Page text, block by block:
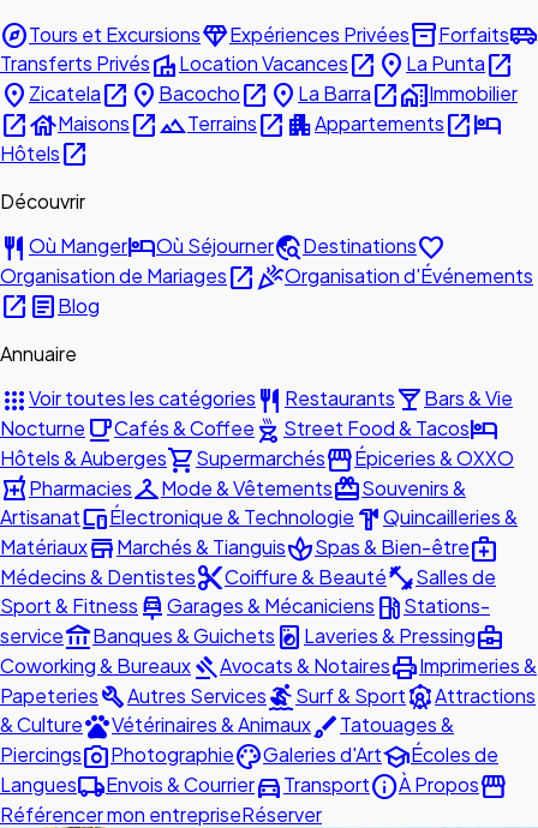
exploreTours et ExcursionsdiamondExpériences Privéesinventory_2Forfaitsairport_shuttle
Transferts PrivésvillaLocation Vacancesopen_in_new place La Puntaopen_in_new
place Zicatelaopen_in_new place Bacochoopen_in_new place La Barraopen_in_newhome_workImmobilier
open_in_newhouseMaisonsopen_in_newlandscapeTerrainsopen_in_new apartmentAppartementsopen_in_newhotel
Hôtelsopen_in_new
Découvrir
restaurant Où MangerhotelOù Séjournertravel_exploreDestinationsfavorite
Organisation de Mariagesopen_in_newcelebrationOrganisation d'Événements
open_in_new articleBlog
Annuaire
appsVoir toutes les catégories restaurant Restaurantslocal_barBars & Vie
Nocturne local_cafeCafés & Coffee outdoor_grill Street Food & Tacoshotel
Hôtels & Aubergesshopping_cartSupermarchésstorefrontÉpiceries & OXXO
local_pharmacyPharmaciescheckroomMode & VêtementsredeemSouvenirs &
ArtisanatdevicesÉlectronique & Technologie hardwareQuincailleries &
MatériauxstoreMarchés & TianguisspaSpas & Bien-êtremedical_services
Médecins & Dentistescontent_cutCoiffure & Beautéfitness_centerSalles de
Sport & Fitness car_repairGarages & Mécaniciens local_gas_stationStations-
serviceaccount_balanceBanques & Guichets local_laundry_service Laveries & Pressingbusiness_center
Coworking & BureauxgavelAvocats & NotairesprintImprimeries &
PapeteriesbuildAutres ServicessurfingSurf & SportattractionsAttractions
& CulturepetsVétérinaires & AnimauxbrushTatouages &
Piercingsphoto_cameraPhotographiepaletteGaleries d'ArtschoolÉcoles de
Langueslocal_shippingEnvois & Courrierdirections_carTransportinfoÀ Proposstorefront
Référencer mon entrepriseRéserver